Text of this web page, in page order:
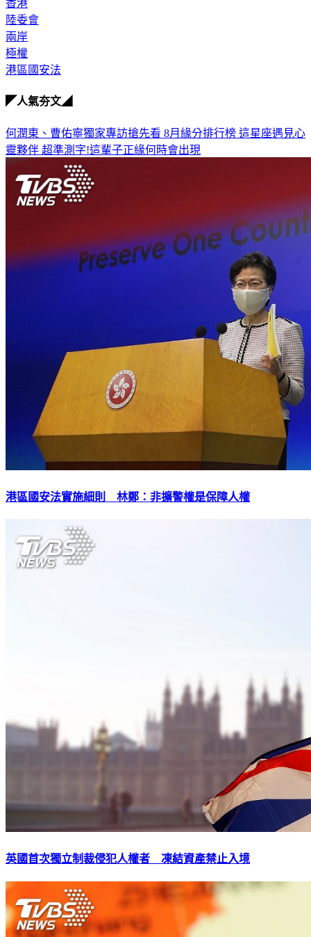
香港
陸委會
兩岸
極權
港區國安法
◤人氣夯文◢
何潤東、曹佑寧獨家專訪搶先看 8月緣分排行榜 這星座遇見心
靈夥伴 超準測字!這輩子正緣何時會出現
港區國安法實施細則 林鄭：非擴警權是保障人權
英國首次獨立制裁侵犯人權者 凍結資產禁止入境